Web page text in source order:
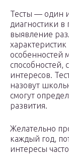
Тесты — один
диагностики
выявление
способностей,
интересов.
назовут
смогут
развития.
Желательно
каждый год,
интересы